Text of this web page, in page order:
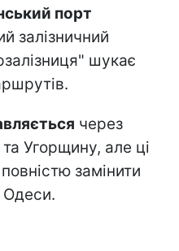
порт
залізничний
шукає
через
Угорщину, але ці
замінити
Одеси.